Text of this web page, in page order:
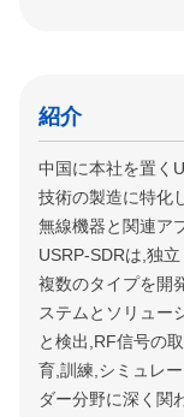
紹介
中国に本社を置く
技術の製造に特化
無線機器と関連ア
USRP-SDRは,独
複数のタイプを開
ステムとソリュー
と検出,RF信号の
育,訓練,シミュレ
ダー分野に深く関